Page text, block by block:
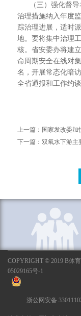
（三）强化督导
治理措施纳入年度
踪治理进展，适时
地。要将集中治理
核。省安委办将建
命周期安全在线对
名，开展常态化暗
全省通报和工作约
上一篇： 国家发改委加
下一篇： 双氧水下游主
COPYRIGHT © 2019 B体
05029165号-1
浙公网安备